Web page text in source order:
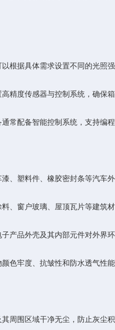
据具体需求设置不同的光照
度传感器与控制系统，确保
配备智能控制系统，支持编
塑料件、橡胶密封条等汽车
窗户玻璃、屋顶瓦片等建筑
品外壳及其内部元件对外界
牢度、抗皱性和防水透气性
围区域干净无尘，防止灰尘